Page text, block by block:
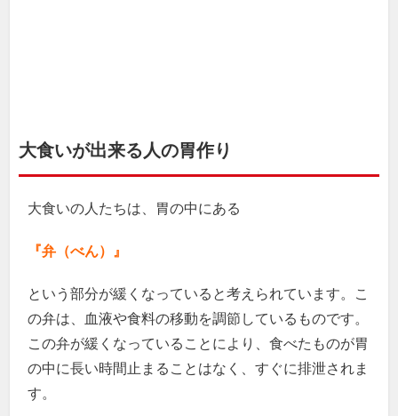
大食いが出来る人の胃作り
大食いの人たちは、胃の中にある
『弁（べん）』
という部分が緩くなっていると考えられています。こ
の弁は、血液や食料の移動を調節しているものです。
この弁が緩くなっていることにより、食べたものが胃
の中に長い時間止まることはなく、すぐに排泄されま
す。